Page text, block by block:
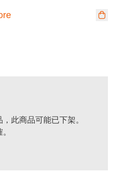
此商品可能已下架。